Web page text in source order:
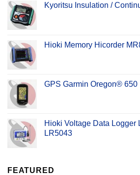
Kyoritsu Insulation /
Hioki Memory Hicorder
GPS Garmin Oregon® 650
Hioki Voltage Data Logger
LR5043
FEATURED